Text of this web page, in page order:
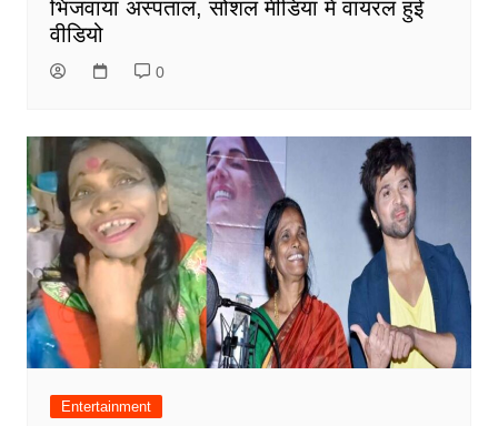
भिजवाया अस्पताल, सोशल मीडिया में वायरल हुई
वीडियो
0
Entertainment